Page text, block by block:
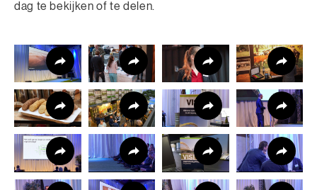
dag te bekijken of te delen.